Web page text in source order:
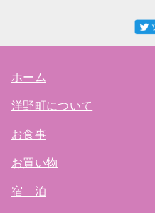
ホーム
洋野町について
お食事
お買い物
宿 泊